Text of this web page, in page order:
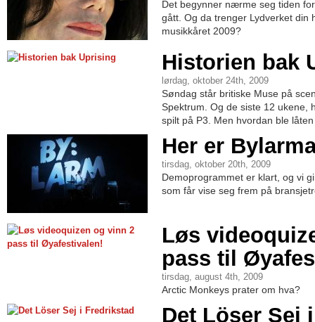
Det begynner nærme seg tiden
gått. Og da trenger Lydverket din
musikkåret 2009?
Historien bak
lørdag, oktober 24th, 2009
Søndag står britiske Muse på
Spektrum. Og de siste 12 ukene,
spilt på P3. Men hvordan ble
Her er
tirsdag, oktober 20th, 2009
Demoprogrammet er klart, og vi
som får vise seg frem på
Løs
pass til
tirsdag, august 4th, 2009
Arctic Monkeys prater om hva?
Det Löser Sej